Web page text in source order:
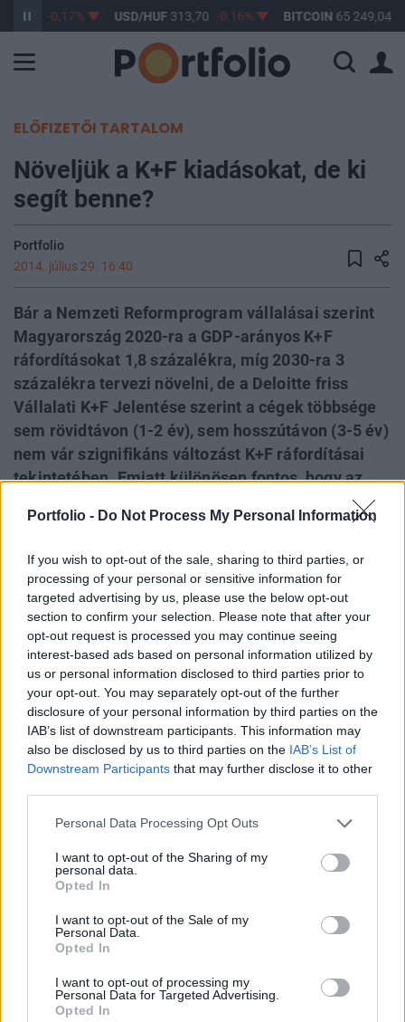
Portfolio - Do Not Process My Personal Information
If you wish to opt-out of the sale, sharing to third parties, or
processing of your personal or sensitive information for
targeted advertising by us, please use the below opt-out
section to confirm your selection. Please note that after your
opt-out request is processed you may continue seeing
interest-based ads based on personal information utilized by
us or personal information disclosed to third parties prior to
your opt-out. You may separately opt-out of the further
disclosure of your personal information by third parties on the
IAB’s list of downstream participants. This information may
also be disclosed by us to third parties on the IAB’s List of
Downstream Participants that may further disclose it to other
Personal Data Processing Opt Outs
I want to opt-out of the Sharing of my
personal data.
Opted In
I want to opt-out of the Sale of my
Personal Data.
Opted In
I want to opt-out of processing my
Personal Data for Targeted Advertising.
Opted In
-0,17% USD/HUF313,70 -0,16% BITCOIN65 249,04
ELŐFIZETŐI TARTALOM
Növeljük a K+F kiadásokat, de ki
segít benne?
Portfolio
2014. július 29. 16:40
Bár a Nemzeti Reformprogram vállalásai szerint
Magyarország 2020-ra a GDP-arányos K+F
ráfordításokat 1,8 százalékra, míg 2030-ra 3
százalékra tervezi növelni, de a Deloitte friss
Vállalati K+F Jelentése szerint a cégek többsége
sem rövidtávon (1-2 év), sem hosszútávon (3-5 év)
nem vár szignifikáns változást K+F ráfordításai
tekintetében. Emiatt különösen fontos, hogy az
pályázati lehetőségek, illetve adókedvezményes
vállalati K+F tevékenységet ösztönző szabályok.
Ezek kedvező alakulása nélkül ugyanis erősen
kérdéses, hogy az említett programban lefektetett
célok elérhetők-e.
A Deloitte friss, negyedik alkalommal elkészített regionális
vállalati K+F felmérésében 45 hazai közép- és nagyvállalat
mellett kilenc további közép-európai ország (Bulgária,
Horvátország, Csehország, Észtország, Lettország,
Litvánia, Lengyelország, Románia és Szlovákia) vállalatai
KEDVES OLVASÓNK!
tartozik, melynek olvasása előfizetéses
regisztrációhoz kötött.
Az előfizetés a következőket tartalmazza:
Portfolio.hu teljes cikkarchívum